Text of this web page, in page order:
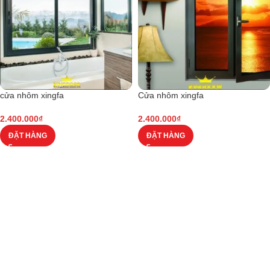
cửa nhôm xingfa
2.400.000₫
ĐẶT HÀNG
Cửa nhôm xingfa
2.400.000₫
ĐẶT HÀNG